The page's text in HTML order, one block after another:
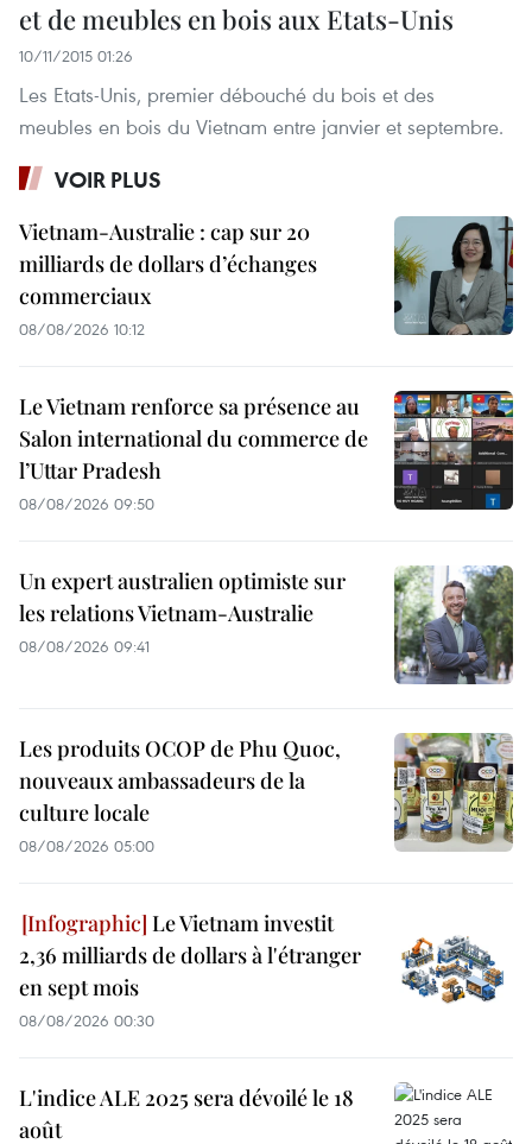
et de meubles en bois aux Etats-Unis
10/11/2015 01:26
Les Etats-Unis, premier débouché du bois et des
meubles en bois du Vietnam entre janvier et septembre.
VOIR PLUS
Vietnam-Australie : cap sur 20
milliards de dollars d’échanges
commerciaux
08/08/2026 10:12
Le Vietnam renforce sa présence au
Salon international du commerce de
l’Uttar Pradesh
08/08/2026 09:50
Un expert australien optimiste sur
les relations Vietnam-Australie
08/08/2026 09:41
Les produits OCOP de Phu Quoc,
nouveaux ambassadeurs de la
culture locale
08/08/2026 05:00
Le Vietnam investit
2,36 milliards de dollars à l'étranger
en sept mois
08/08/2026 00:30
L'indice ALE 2025 sera dévoilé le 18
août